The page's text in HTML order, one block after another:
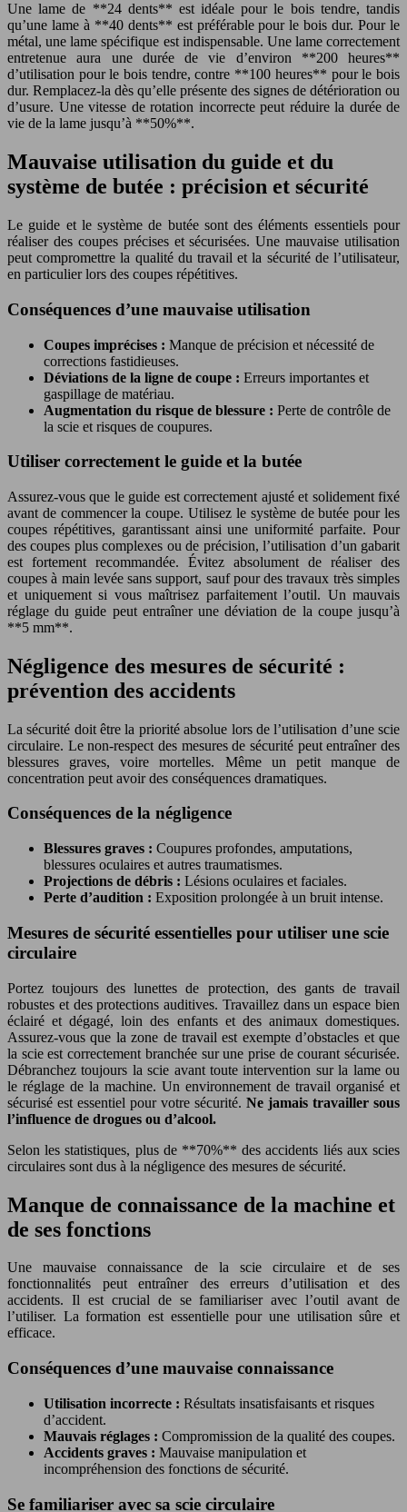
Une lame de **24 dents** est idéale pour le bois tendre, tandis
qu’une lame à **40 dents** est préférable pour le bois dur. Pour le
métal, une lame spécifique est indispensable. Une lame correctement
entretenue aura une durée de vie d’environ **200 heures**
d’utilisation pour le bois tendre, contre **100 heures** pour le bois
dur. Remplacez-la dès qu’elle présente des signes de détérioration ou
d’usure. Une vitesse de rotation incorrecte peut réduire la durée de
vie de la lame jusqu’à **50%**.
Mauvaise utilisation du guide et du
système de butée : précision et sécurité
Le guide et le système de butée sont des éléments essentiels pour
réaliser des coupes précises et sécurisées. Une mauvaise utilisation
peut compromettre la qualité du travail et la sécurité de l’utilisateur,
en particulier lors des coupes répétitives.
Conséquences d’une mauvaise utilisation
Coupes imprécises : Manque de précision et nécessité de
corrections fastidieuses.
Déviations de la ligne de coupe : Erreurs importantes et
gaspillage de matériau.
Augmentation du risque de blessure : Perte de contrôle de
la scie et risques de coupures.
Utiliser correctement le guide et la butée
Assurez-vous que le guide est correctement ajusté et solidement fixé
avant de commencer la coupe. Utilisez le système de butée pour les
coupes répétitives, garantissant ainsi une uniformité parfaite. Pour
des coupes plus complexes ou de précision, l’utilisation d’un gabarit
est fortement recommandée. Évitez absolument de réaliser des
coupes à main levée sans support, sauf pour des travaux très simples
et uniquement si vous maîtrisez parfaitement l’outil. Un mauvais
réglage du guide peut entraîner une déviation de la coupe jusqu’à
**5 mm**.
Négligence des mesures de sécurité :
prévention des accidents
La sécurité doit être la priorité absolue lors de l’utilisation d’une scie
circulaire. Le non-respect des mesures de sécurité peut entraîner des
blessures graves, voire mortelles. Même un petit manque de
concentration peut avoir des conséquences dramatiques.
Conséquences de la négligence
Blessures graves : Coupures profondes, amputations,
blessures oculaires et autres traumatismes.
Projections de débris : Lésions oculaires et faciales.
Perte d’audition : Exposition prolongée à un bruit intense.
Mesures de sécurité essentielles pour utiliser une scie
circulaire
Portez toujours des lunettes de protection, des gants de travail
robustes et des protections auditives. Travaillez dans un espace bien
éclairé et dégagé, loin des enfants et des animaux domestiques.
Assurez-vous que la zone de travail est exempte d’obstacles et que
la scie est correctement branchée sur une prise de courant sécurisée.
Débranchez toujours la scie avant toute intervention sur la lame ou
le réglage de la machine. Un environnement de travail organisé et
sécurisé est essentiel pour votre sécurité. Ne jamais travailler sous
l’influence de drogues ou d’alcool.
Selon les statistiques, plus de **70%** des accidents liés aux scies
circulaires sont dus à la négligence des mesures de sécurité.
Manque de connaissance de la machine et
de ses fonctions
Une mauvaise connaissance de la scie circulaire et de ses
fonctionnalités peut entraîner des erreurs d’utilisation et des
accidents. Il est crucial de se familiariser avec l’outil avant de
l’utiliser. La formation est essentielle pour une utilisation sûre et
efficace.
Conséquences d’une mauvaise connaissance
Utilisation incorrecte : Résultats insatisfaisants et risques
d’accident.
Mauvais réglages : Compromission de la qualité des coupes.
Accidents graves : Mauvaise manipulation et
incompréhension des fonctions de sécurité.
Se familiariser avec sa scie circulaire